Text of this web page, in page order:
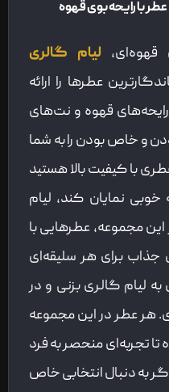
با رایحه بوی قهوه
لیام گالری
عطرها را ارائه
قهوه و نت‌های
خاص بودن را به شما
با کیفیت بالا هستید
نمایان کند، لیام
مجموعه، عطرهایی با
برای هر سلیقه‌ای
گالری بزنی و در
عطر در این مجموعه
تجربه‌ای منحصر به فرد
به دنبال انتخابی خاص